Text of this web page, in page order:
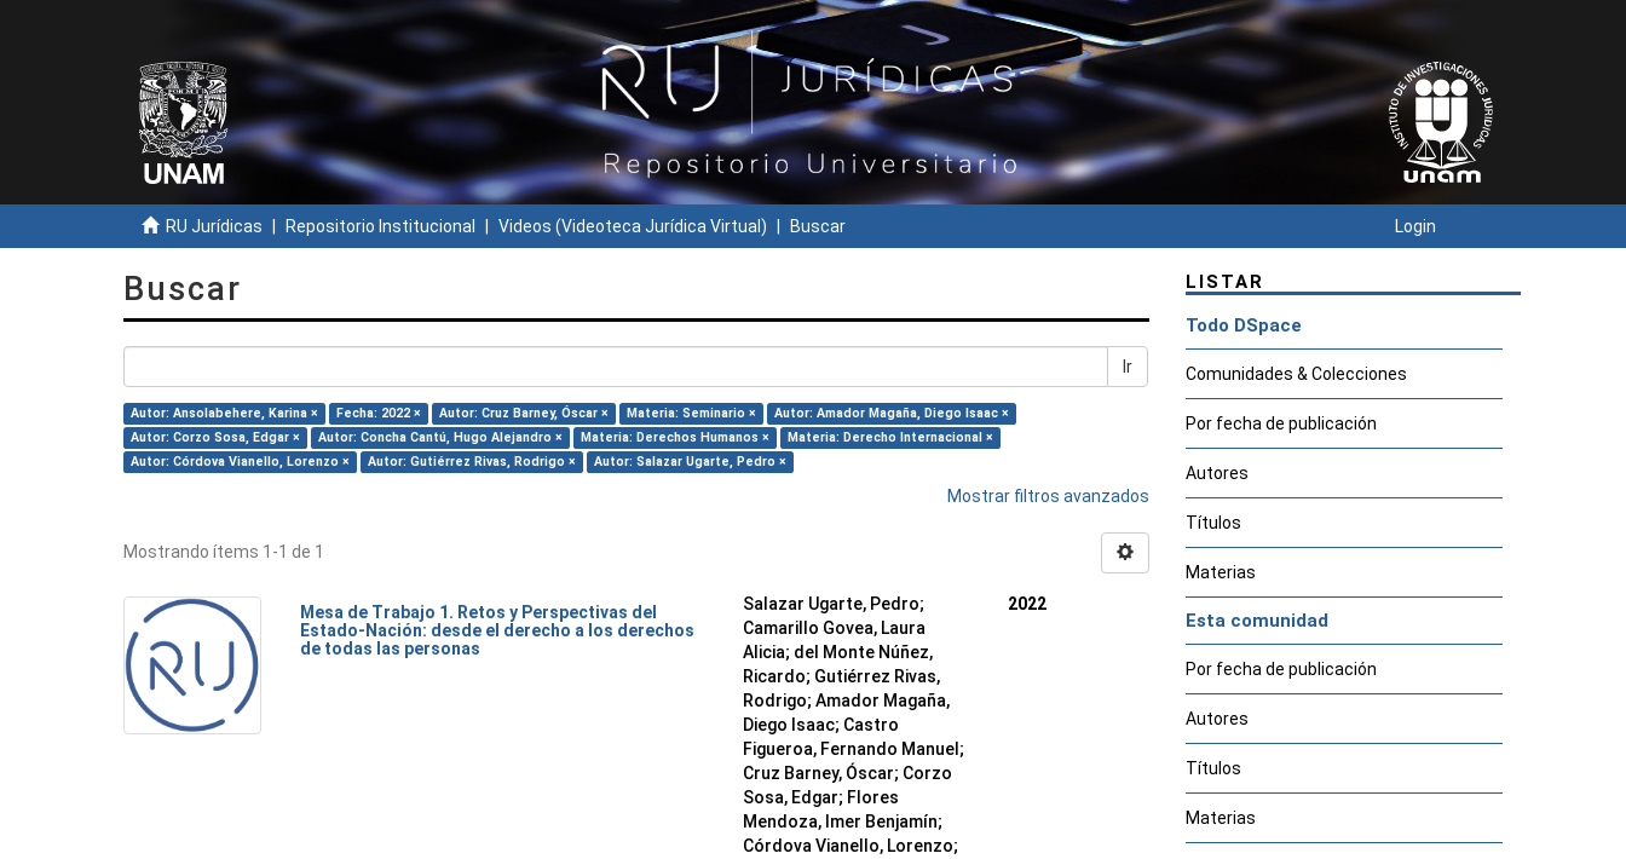
RU Jurídicas Repositorio Institucional Videos (Videoteca Jurídica Virtual) Buscar Login
Buscar
Ir
Autor: Ansolabehere, Karina × Fecha: 2022 × Autor: Cruz Barney, Óscar × Materia: Seminario ×
Autor: Amador Magaña, Diego Isaac ×
Autor: Corzo Sosa, Edgar ×
Autor: Concha Cantú, Hugo Alejandro × Materia: Derechos Humanos ×
Materia: Derecho Internacional ×
Autor: Córdova Vianello, Lorenzo ×
Autor: Gutiérrez Rivas, Rodrigo × Autor: Salazar Ugarte, Pedro ×
Mostrar filtros avanzados
Mostrando ítems 1-1 de 1
Mesa de Trabajo 1. Retos y Perspectivas del
Estado-Nación: desde el derecho a los derechos
de todas las personas
Salazar Ugarte, Pedro;
Camarillo Govea, Laura
Alicia; del Monte Núñez,
Ricardo; Gutiérrez Rivas,
Rodrigo; Amador Magaña,
Diego Isaac; Castro
Figueroa, Fernando Manuel ;
Cruz Barney, Óscar; Corzo
Sosa, Edgar; Flores
Mendoza, Imer Benjamín;
Córdova Vianello, Lorenzo;
2022
LISTAR
Todo DSpace
Comunidades & Colecciones
Por fecha de publicación
Autores
Títulos
Materias
Esta comunidad
Por fecha de publicación
Autores
Títulos
Materias